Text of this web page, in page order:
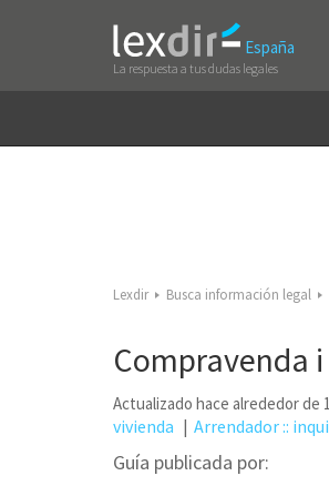
España
La respuesta a tus dudas legales
Lexdir Busca información legal
Compravenda
Actualizado hace alrededor de
vivienda
Arrendador ::
Guía publicada por: